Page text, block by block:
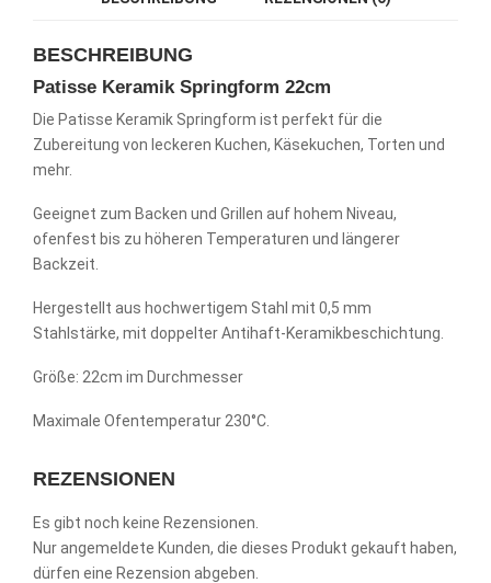
BESCHREIBUNG
Patisse Keramik Springform 22cm
Die Patisse Keramik Springform ist perfekt für die
Zubereitung von leckeren Kuchen, Käsekuchen, Torten und
mehr.
Geeignet zum Backen und Grillen auf hohem Niveau,
ofenfest bis zu höheren Temperaturen und längerer
Backzeit.
Hergestellt aus hochwertigem Stahl mit 0,5 mm
Stahlstärke, mit doppelter Antihaft-Keramikbeschichtung.
Größe: 22cm im Durchmesser
Maximale Ofentemperatur 230°C.
REZENSIONEN
Es gibt noch keine Rezensionen.
Nur angemeldete Kunden, die dieses Produkt gekauft haben,
dürfen eine Rezension abgeben.